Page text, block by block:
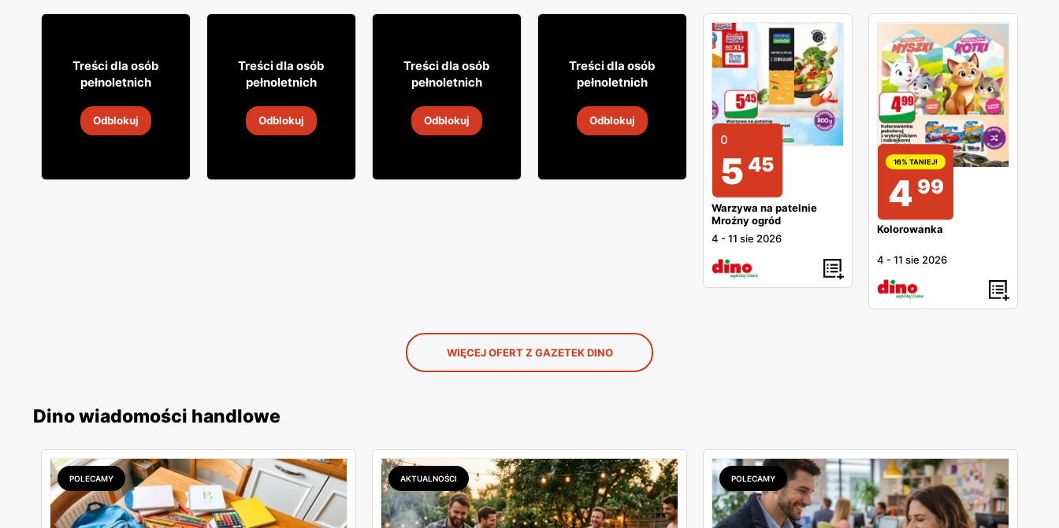
79 99
8 sie 2026
Treści dla osób
pełnoletnich
Odblokuj
6684
8 sie 2026
Treści dla osób
pełnoletnich
Odblokuj
3099
14 sie 2026
Treści dla osób
pełnoletnich
Odblokuj
11999
14 sie 2026
Treści dla osób
pełnoletnich
Odblokuj
0
5 45
Warzywa na patelnie
Mroźny ogród
4 -11 sie 2026
16% TANIEJ!
4 99
Kolorowanka
4 -11 sie 2026
WIĘCEJ OFERT Z GAZETEK DINO
Dino wiadomości handlowe
POLECAMY AKTUALNOŚCI POLECAMY